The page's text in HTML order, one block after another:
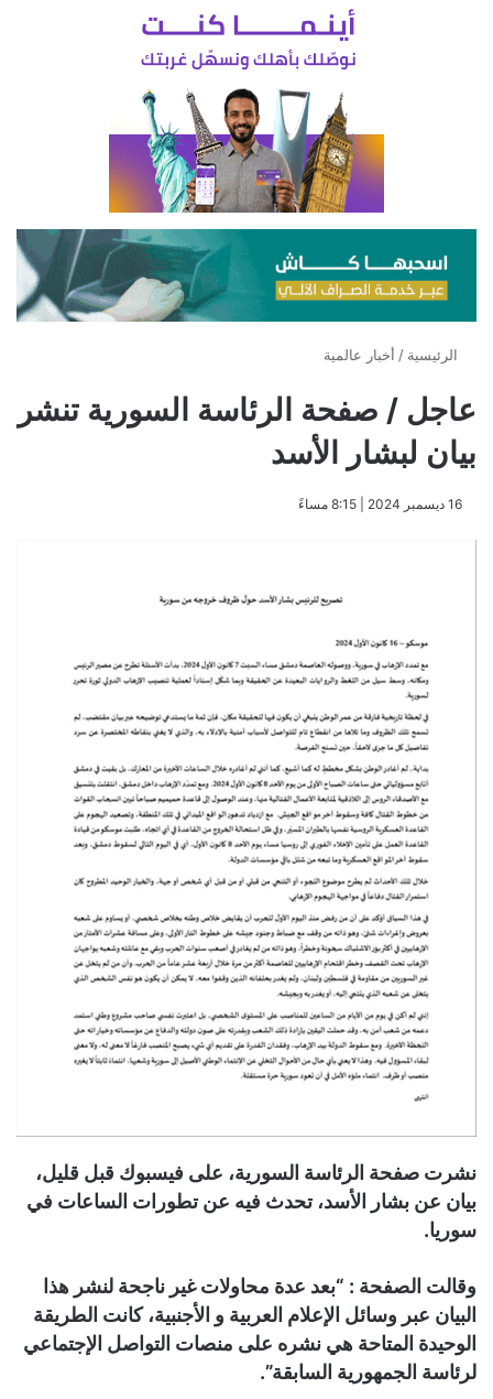
الرئيسية / أخبار عالمية
عاجل / صفحة الرئاسة السورية تنشر
بيان لبشار الأسد
​16 ديسمبر 2024 | 8:15 مساءً
نشرت صفحة الرئاسة السورية، على فيسبوك قبل قليل،
بيان عن بشار الأسد، تحدث فيه عن تطورات الساعات في
سوريا.
وقالت الصفحة : “بعد عدة محاولات غير ناجحة لنشر هذا
البيان عبر وسائل الإعلام العربية و الأجنبية، كانت الطريقة
الوحيدة المتاحة هي نشره على منصات التواصل الإجتماعي
لرئاسة الجمهورية السابقة”.